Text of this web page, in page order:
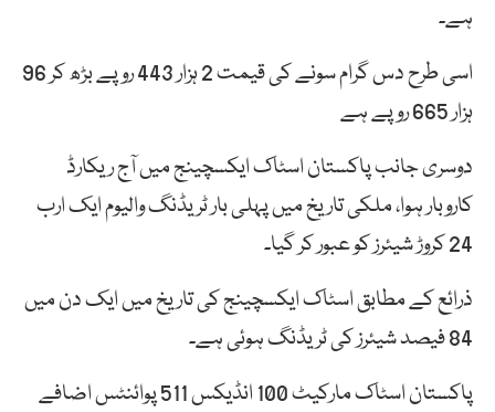
ہے۔
اسی طرح دس گرام سونے کی قیمت 2 ہزار 443 روپے بڑھ کر 96
ہزار 665 روپے ہے
دوسری جانب پاکستان اسٹاک ایکسچینج میں آج ریکارڈ
کاروبار ہوا، ملکی تاریخ میں پہلی بار ٹریڈنگ والیوم ایک ارب
24 کروڑ شیئرز کو عبور کر گیا۔
ذرائع کے مطابق اسٹاک ایکسچینج کی تاریخ میں ایک دن میں
84 فیصد شیئرز کی ٹریڈنگ ہوئی ہے۔
پاکستان اسٹاک مارکیٹ 100 انڈیکس 511 پوائنٹس اضافے